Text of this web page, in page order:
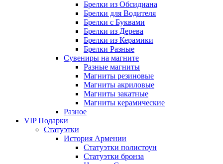
Брелки из Обсидиана
Брелки для Водителя
Брелки с Буквами
Брелки из Дерева
Брелки из Керамики
Брелки Разные
Сувениры на магните
Разные магниты
Магниты резиновые
Магниты акриловые
Магниты закатные
Магниты керамические
Разное
VIP Подарки
Статуэтки
История Армении
Статуэтки полистоун
Статуэтки бронза